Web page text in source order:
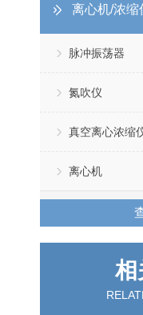
离心机/浓缩
脉冲振荡器
氮吹仪
真空离心浓缩
离心机
相